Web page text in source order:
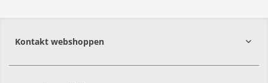
Kontakt webshoppen